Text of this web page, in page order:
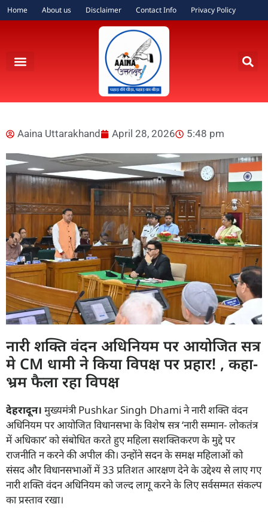
Home About us Disclaimer Contact Info Privacy Policy
Aaina Uttarakhand April 28, 2026 5:48 pm
नारी शक्ति वंदन अधिनियम पर आयोजित सत्र
मे CM धामी ने किया विपक्ष पर प्रहार! , कहा-
भ्रम फैला रहा विपक्ष
देहरादून। मुख्यमंत्री Pushkar Singh Dhami ने नारी शक्ति वंदन
अधिनियम पर आयोजित विधानसभा के विशेष सत्र ‘नारी सम्मान- लोकतंत्र
में अधिकार’ को संबोधित करते हुए महिला सशक्तिकरण के मुद्दे पर
राजनीति न करने की अपील की। उन्होंने सदन के समक्ष महिलाओं को
संसद और विधानसभाओं में 33 प्रतिशत आरक्षण देने के उद्देश्य से लाए गए
नारी शक्ति वंदन अधिनियम को जल्द लागू करने के लिए सर्वसम्मत संकल्प
का प्रस्ताव रखा।